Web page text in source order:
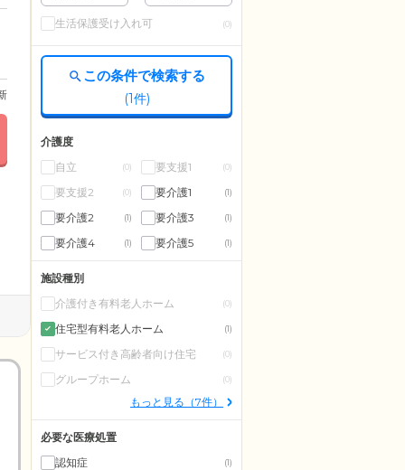
生活保護受け入れ可 (0)
この条件で検索する
(1件)
介護度
自立
(0) 要支援1 (0)
要支援2 (0) 要介護1 (1)
要介護2 (1) 要介護3 (1)
要介護4 (1) 要介護5 (1)
施設種別
介護付き有料老人ホーム
(0)
住宅型有料老人ホーム (1)
サービス付き高齢者向け住宅 (0)
グループホーム (0)
もっと見る（7件）
必要な医療処置
認知症
(1)